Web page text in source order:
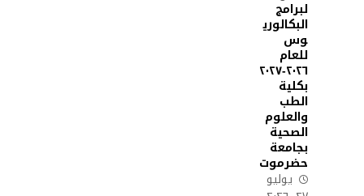
لبرامج
البكالوري
وس
للعام
٢٠٢٦-٢٠٢٧
بكلية
الطب
والعلوم
الصحية
بجامعة
حضرموت
يوليو